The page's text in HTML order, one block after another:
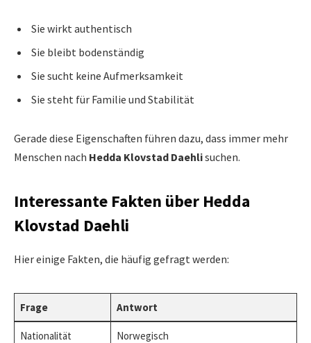
Sie wirkt authentisch
Sie bleibt bodenständig
Sie sucht keine Aufmerksamkeit
Sie steht für Familie und Stabilität
Gerade diese Eigenschaften führen dazu, dass immer mehr
Menschen nach Hedda Klovstad Daehlisuchen.
Interessante Fakten über Hedda
Klovstad Daehli
Hier einige Fakten, die häufig gefragt werden:
Frage Antwort
Nationalität Norwegisch